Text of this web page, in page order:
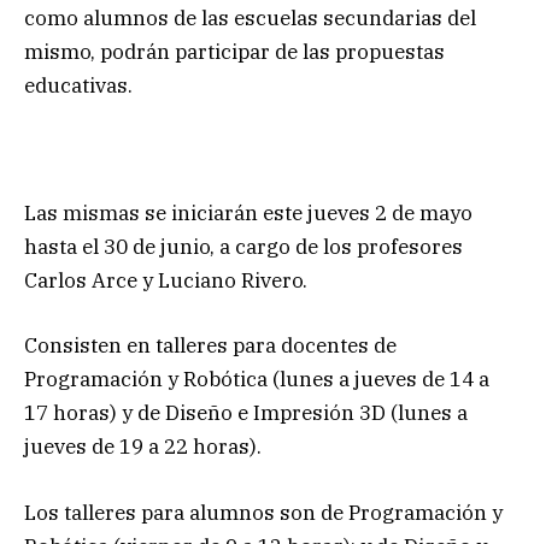
como alumnos de las escuelas secundarias del
mismo, podrán participar de las propuestas
educativas.
Las mismas se iniciarán este jueves 2 de mayo
hasta el 30 de junio, a cargo de los profesores
Carlos Arce y Luciano Rivero.
Consisten en talleres para docentes de
Programación y Robótica (lunes a jueves de 14 a
17 horas) y de Diseño e Impresión 3D (lunes a
jueves de 19 a 22 horas).
Los talleres para alumnos son de Programación y